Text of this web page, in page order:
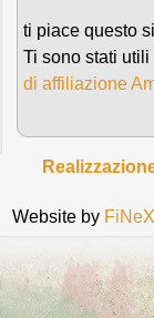
ti piace questo
Ti sono stati
di affiliazione
Website by